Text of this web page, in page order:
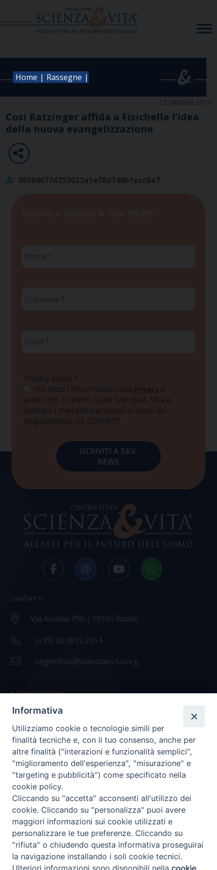
Home | Rassegne |
12 Ottobre 2010
Cosi Ratzinger affida a Fisichella l’idea
della nuova evangelizzazione
05f84677d253022a1e78d148b1ecc6a7
Privacy policy *
Ho letto l'informativa sulla Privacy e
autorizzo il Centro Studi Scienza & Vita a
trattare i miei dati personali ai sensi del
Regolamento UE 2016/679
CONTATTI
Via Aurelia 796 | 00165 Roma
(+39) 06.6819.2554
segreteria@scienzaevita.org
IL CENTRO STUDI
La nostra storia
Statuto
Presidenza e ufficio presidenza
Consiglio scientifico
Coordinamento nazionale
COPYRIGHT Scienza & Vita - C.F96600690588- Tutti i
diritti -Privacy- Credits
Informativa
Utilizziamo cookie o tecnologie simili per
finalità tecniche e, con il tuo consenso, anche per
altre finalità ("interazioni e funzionalità semplici",
"miglioramento dell'esperienza", "misurazione" e
"targeting e pubblicità") come specificato nella
cookie policy.
Cliccando su "accetta" acconsenti all'utilizzo dei
cookie. Cliccando su "personalizza" puoi avere
maggiori informazioni sui cookie utilizzati e
personalizzare le tue preferenze. Cliccando su
"rifiuta" o chiudendo questa informativa proseguirai
la navigazione installando i soli cookie tecnici.